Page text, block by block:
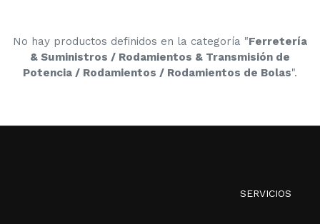
No hay productos definidos en la categoría "Ferretería
& Suministros / Rodamientos & Transmisión de
Potencia / Rodamientos / Rodamientos de Bolas".
SERVICIOS